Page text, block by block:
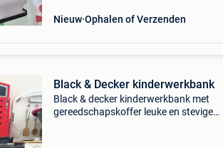
Nieuw Ophalen of Verzenden
Black & Decker kinderwerkbank
Black & decker kinderwerkbank met
gereedschapskoffer leuke en stevige